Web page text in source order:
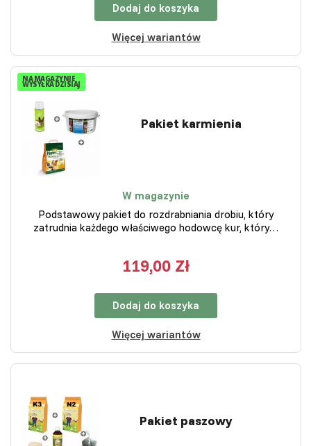
Dodaj do koszyka
Więcej wariantów
NA MAGAZYNIE
WYSYŁKA DZISIAJ
Pakiet karmienia
W magazynie
Podstawowy pakiet do rozdrabniania drobiu, który
zatrudnia każdego właściwego hodowcę kur, który…
119,00 Zł
Dodaj do koszyka
Więcej wariantów
Pakiet paszowy